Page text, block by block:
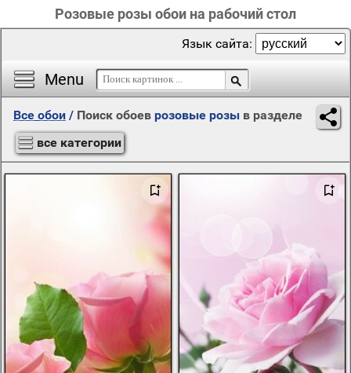
Розовые розы обои на рабочий стол
Menu
Язык сайта:
Все обои / Поиск обоев розовые розы в разделе
все категории